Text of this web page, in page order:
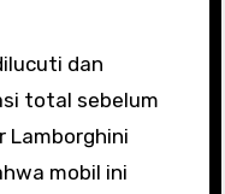
dan
total sebelum
Lamborghini
mobil ini